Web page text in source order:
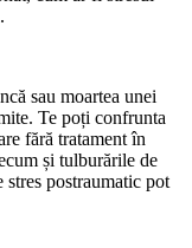
sau moartea unei
Te poți confrunta
fără tratament în
și tulburările de
stres postraumatic pot